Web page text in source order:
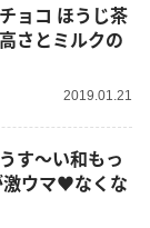
ョコ ほうじ茶
さとミルクの
2019.01.21
す〜い和もっ
激ウマ♥なくな